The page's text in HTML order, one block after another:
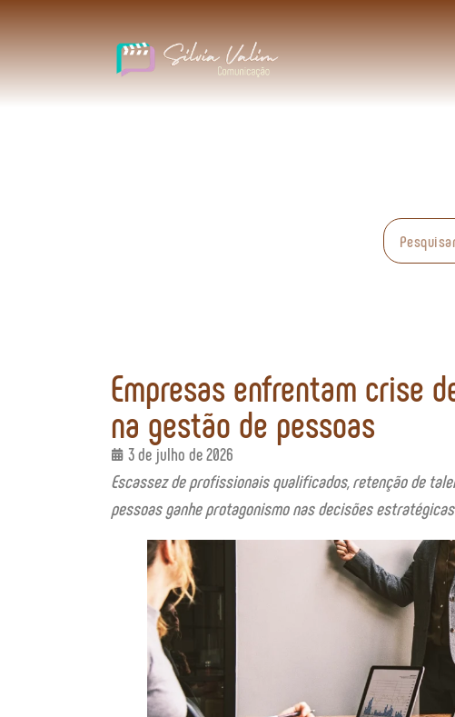
Empresas enfrentam crise
na gestão de pessoas
3 de julho de 2026
Escassez de profissionais qualificados, retenção de
pessoas ganhe protagonismo nas decisões